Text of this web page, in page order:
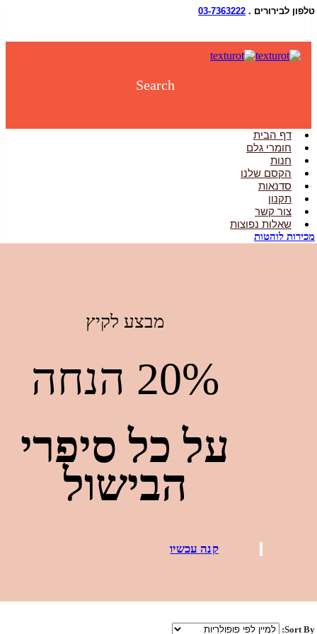
לבירורים .03-7363222
Search
דף הבית
חומרי גלם
חנות
הקסם שלנו
סדנאות
תקנון
צור קשר
שאלות נפוצות
לוהטות
מבצע לקיץ
20% הנחה
על כל סיפרי
הבישול
קנה עכשיו